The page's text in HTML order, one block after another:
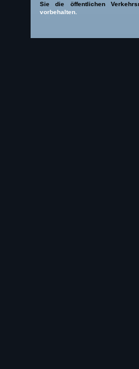
Sie die öffentlichen
vorbehalten.